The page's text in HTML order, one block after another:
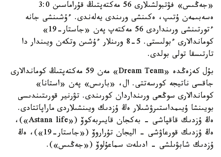
«جەڭىس» فۋتبولشىلارى 56 مەكتەپتىڭ قۇراماسىن 3:0
ەسەبىمەن ۇتىپ، ەكىنشى ورىندى يەلەندى. ءۇشىنشى جانە
ءتورتىنشى ورىنداردى 56 مەكتەپ پەن «جاستار-19»
كوماندالارى ءبولىستى. 5-8 ورىنلار ءۇشىن وتكەن ويىندار دا
تارتىسقا تولى بولدى.
بۇل كەزەڭدە «Dream Team» مەن 59 مەكتەپتىڭ كوماندالارى
جاقسى ناتيجە كورسەتتى. ال، «بارىس» پەن «استانا»
كوماندالارى سوڭعى ورىنداردان كورىندى. تۋرنير قورىتىندىسى
بويىنشا ۇيىمداستىرۋشىلار ەڭ ۇزدىك ويىنشىلاردى ماراپاتتادى.
ەڭ ۇزدىك قاقپاشى - بەكجان قايىربەكوۆ («Astana life»)،
ەڭ ۇزدىك قورعاۋشى - اليجان تۇراروۆ («جاستار-19»)، ەڭ
ۇزدىك شابۋىلشى - ادىلەت سماعۇلوۆ («جەڭىس»).